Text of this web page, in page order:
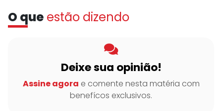
O que estão dizendo
Deixe sua opinião!
Assine agora e comente nesta matéria com
benefícos exclusivos.